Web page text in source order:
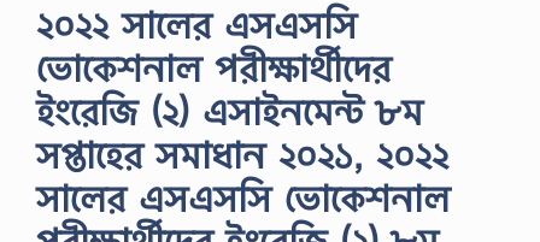
২০২২ সালের এসএসসি
ভোকেশনাল পরীক্ষার্থীদের
ইংরেজি (২) এসাইনমেন্ট ৮ম
সপ্তাহের সমাধান ২০২১, ২০২২
সালের এসএসসি ভোকেশনাল